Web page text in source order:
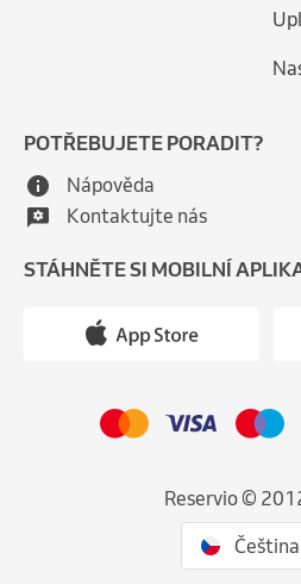
POTŘEBUJETE PORADIT?
Nápověda
Kontaktujte nás
STÁHNĚTE SI MOBILNÍ
Reservio ©
Čeština